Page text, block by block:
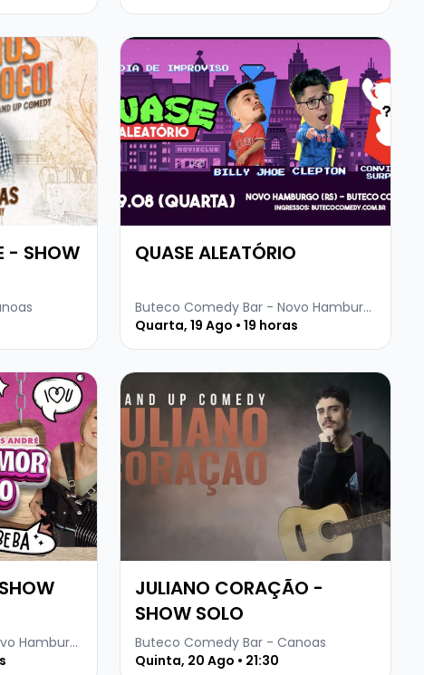
DE COMÉDIA COM SOR TIAGÃO
BOECHE - SHOW SOLO
- SHOW
Veja mais sobre QUASE ALEATÓRIO
QUASE ALEATÓRIO
Buteco Comedy Bar - Novo Hamburgo
Quarta, 19 Ago • 19 horas
- SHOW SOLO
Buteco Comedy Bar - Novo Hamburgo
Veja mais sobre JULIANO CORAÇÃO -
JULIANO CORAÇÃO -
SHOW SOLO
Buteco Comedy Bar - Canoas
Quinta, 20 Ago • 21:30